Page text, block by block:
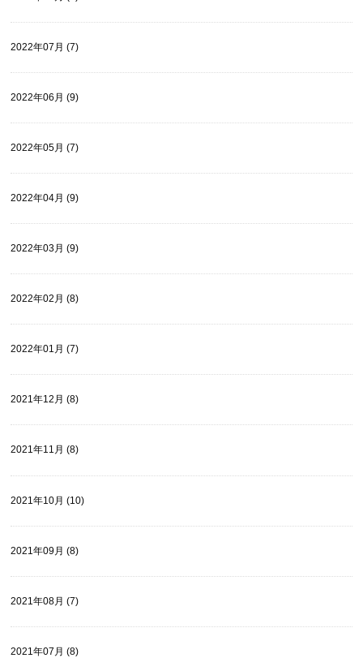
2022年07月 (7)
2022年06月 (9)
2022年05月 (7)
2022年04月 (9)
2022年03月 (9)
2022年02月 (8)
2022年01月 (7)
2021年12月 (8)
2021年11月 (8)
2021年10月 (10)
2021年09月 (8)
2021年08月 (7)
2021年07月 (8)